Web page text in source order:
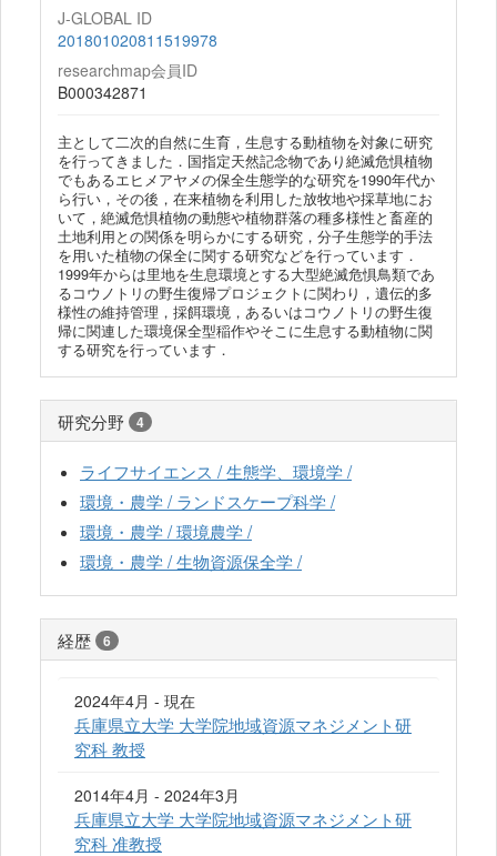
J-GLOBAL ID
201801020811519978
researchmap会員ID
B000342871
主として二次的自然に生育，生息する動植物を対象に研究
を行ってきました．国指定天然記念物であり絶滅危惧植物
でもあるエヒメアヤメの保全生態学的な研究を1990年代か
ら行い，その後，在来植物を利用した放牧地や採草地にお
いて，絶滅危惧植物の動態や植物群落の種多様性と畜産的
土地利用との関係を明らかにする研究，分子生態学的手法
を用いた植物の保全に関する研究などを行っています．
1999年からは里地を生息環境とする大型絶滅危惧鳥類であ
るコウノトリの野生復帰プロジェクトに関わり，遺伝的多
様性の維持管理，採餌環境，あるいはコウノトリの野生復
帰に関連した環境保全型稲作やそこに生息する動植物に関
する研究を行っています．
研究分野 4
ライフサイエンス / 生態学、環境学 /
環境・農学 / ランドスケープ科学 /
環境・農学 / 環境農学 /
環境・農学 / 生物資源保全学 /
経歴 6
2024年4月 - 現在
兵庫県立大学 大学院地域資源マネジメント研
究科 教授
2014年4月 - 2024年3月
兵庫県立大学 大学院地域資源マネジメント研
究科 准教授